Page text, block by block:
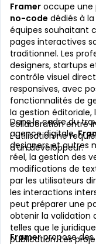
Framer occupe une
no-code dédiés à
équipes souhaitant
pages interactives
traditionnel. Les
designers, startups
contrôle visuel
responsives, avec
fonctionnalités de
la gestion
collaboration entre
L'utilisation ne
d'un développeur.
Dans le cadre du
agence digitale,
designers et autres
réel, la gestion des
modifications de
par les utilisateurs
les interactions
peut préparer une
obtenir la validation
telles que le
publication. Les
Framerpropose